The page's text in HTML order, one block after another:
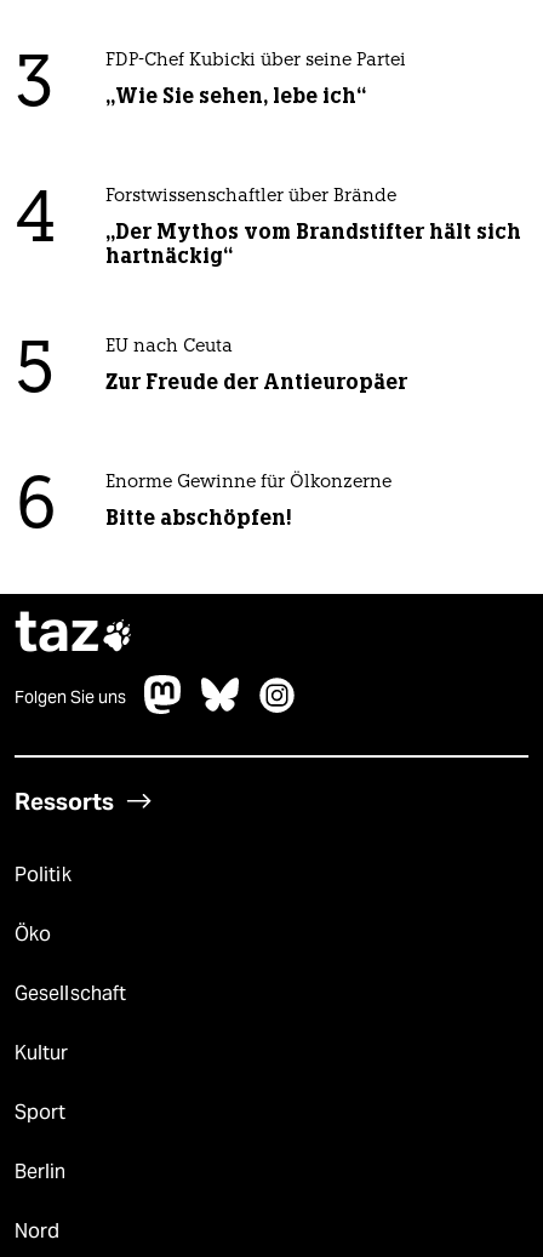
3 FDP-Chef Kubicki über seine Partei
„Wie Sie sehen, lebe ich“
4 Forstwissenschaftler über Brände
„Der Mythos vom Brandstifter hält sich
hartnäckig“
5 EU nach Ceuta
Zur Freude der Antieuropäer
6 Enorme Gewinne für Ölkonzerne
Bitte abschöpfen!
taz
Folgen Sie uns
Ressorts
Politik
Öko
Gesellschaft
Kultur
Sport
Berlin
Nord